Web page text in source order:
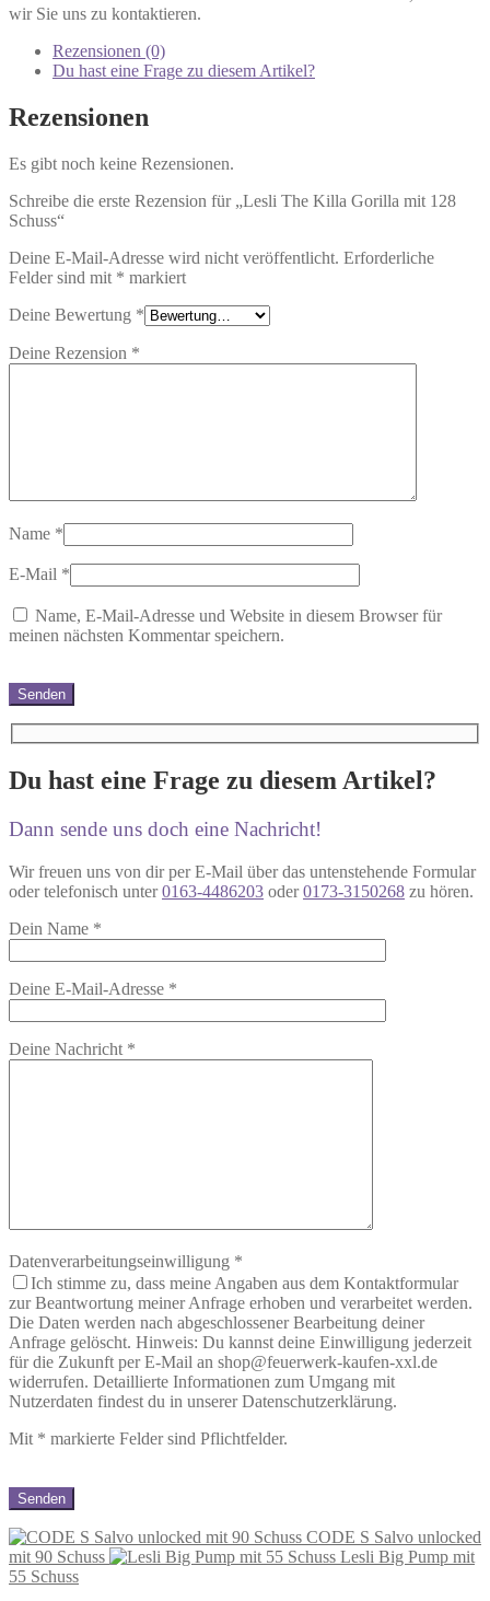
wir Sie uns zu kontaktieren.
Rezensionen (0)
Du hast eine Frage zu diesem Artikel?
Rezensionen
Es gibt noch keine Rezensionen.
Schreibe die erste Rezension für „Lesli The Killa Gorilla mit 128
Schuss“
Deine E-Mail-Adresse wird nicht veröffentlicht. Erforderliche
Felder sind mit * markiert
Deine Bewertung *
Deine Rezension *
Name *
E-Mail *
Name, E-Mail-Adresse und Website in diesem Browser für
meinen nächsten Kommentar speichern.
Du hast eine Frage zu diesem Artikel?
Dann sende uns doch eine Nachricht!
Wir freuen uns von dir per E-Mail über das untenstehende Formular
oder telefonisch unter0163-4486203 oder0173-3150268 zu hören.
Dein Name *
Deine E-Mail-Adresse *
Deine Nachricht *
Datenverarbeitungseinwilligung *
Ich stimme zu, dass meine Angaben aus dem Kontaktformular
zur Beantwortung meiner Anfrage erhoben und verarbeitet werden.
Die Daten werden nach abgeschlossener Bearbeitung deiner
Anfrage gelöscht. Hinweis: Du kannst deine Einwilligung jederzeit
für die Zukunft per E-Mail an shop@feuerwerk-kaufen-xxl.de
widerrufen. Detaillierte Informationen zum Umgang mit
Nutzerdaten findest du in unserer Datenschutzerklärung.
Mit * markierte Felder sind Pflichtfelder.
CODE S Salvo unlocked
mit 90 Schuss
Lesli Big Pump mit
55 Schuss